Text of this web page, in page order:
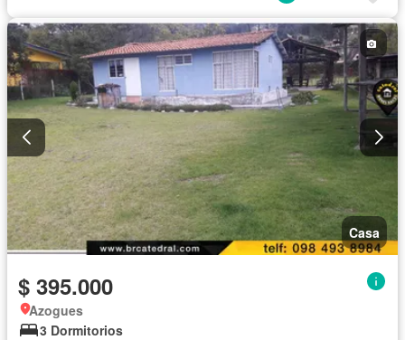
Casa
$ 395.000
Azogues
3 Dormitorios